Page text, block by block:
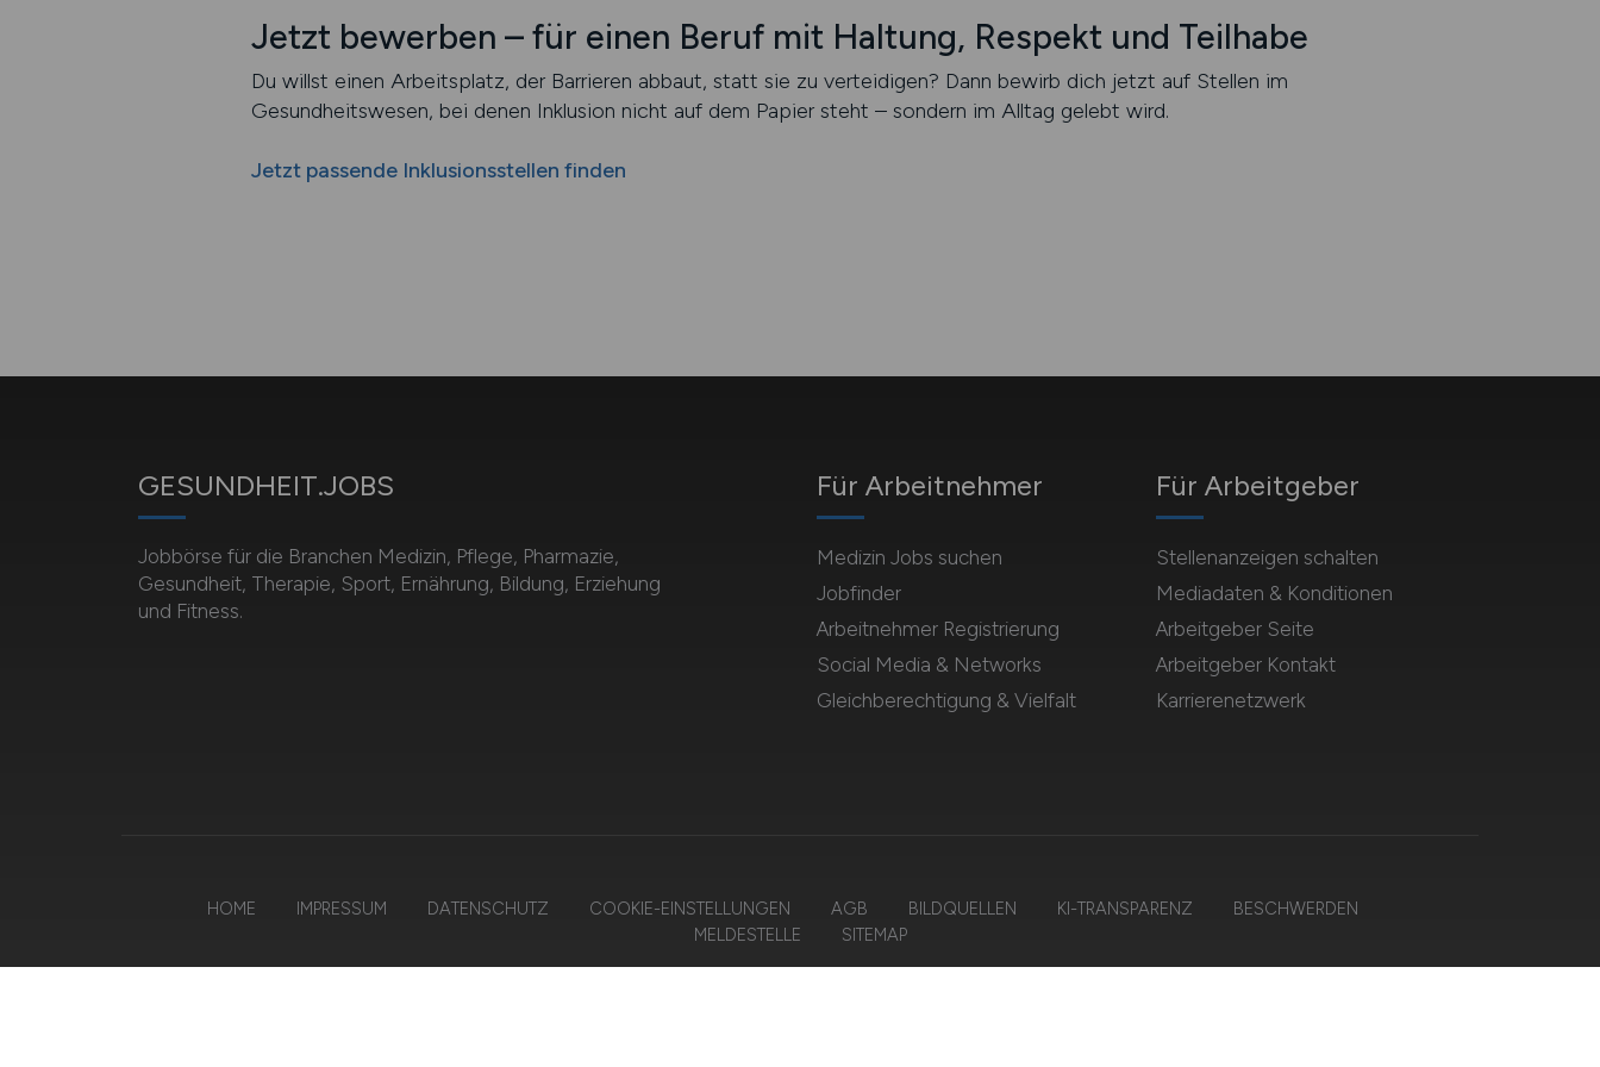
Jetzt bewerben – für einen Beruf mit Haltung, Respekt und Teilhabe
Du willst einen Arbeitsplatz, der Barrieren abbaut, statt sie zu verteidigen? Dann bewirb dich jetzt auf Stellen im
Gesundheitswesen, bei denen Inklusion nicht auf dem Papier steht – sondern im Alltag gelebt wird.
Jetzt passende Inklusionsstellen finden
GESUNDHEIT.JOBS
Jobbörse für die Branchen Medizin, Pflege, Pharmazie,
Gesundheit, Therapie, Sport, Ernährung, Bildung, Erziehung
und Fitness.
Für Arbeitnehmer
Medizin Jobs suchen
Jobfinder
Arbeitnehmer Registrierung
Social Media & Networks
Gleichberechtigung & Vielfalt
Für Arbeitgeber
Stellenanzeigen schalten
Mediadaten & Konditionen
Arbeitgeber Seite
Arbeitgeber Kontakt
Karrierenetzwerk
HOME IMPRESSUM DATENSCHUTZ COOKIE-EINSTELLUNGEN AGB BILDQUELLEN KI-TRANSPARENZ
BESCHWERDEN
MELDESTELLE
SITEMAP